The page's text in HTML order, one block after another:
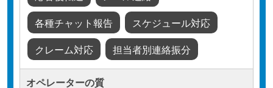
各種チャット報告 スケジュール対応
クレーム対応 担当者別連絡振分
オペレーターの質